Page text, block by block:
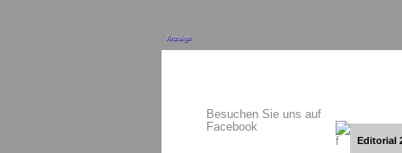
Anzeige
Besuchen Sie uns auf
Facebook
Editorial